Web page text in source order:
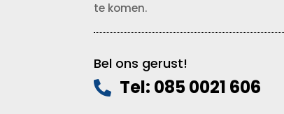
te komen.
Bel ons gerust!
 Tel: 085 0021 606